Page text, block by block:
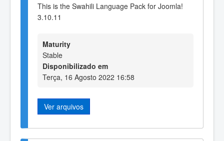
This is the Swahili Language Pack for Joomla!
3.10.11
Maturity
Stable
Disponibilizado em
Terça, 16 Agosto 2022 16:58
Ver arquivos